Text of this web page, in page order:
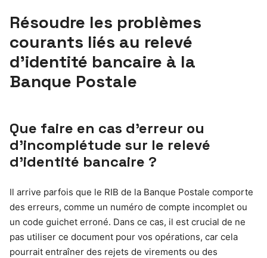
Résoudre les problèmes
courants liés au relevé
d’identité bancaire à la
Banque Postale
Que faire en cas d’erreur ou
d’incomplétude sur le relevé
d’identité bancaire ?
Il arrive parfois que le RIB de la Banque Postale comporte
des erreurs, comme un numéro de compte incomplet ou
un code guichet erroné. Dans ce cas, il est crucial de ne
pas utiliser ce document pour vos opérations, car cela
pourrait entraîner des rejets de virements ou des